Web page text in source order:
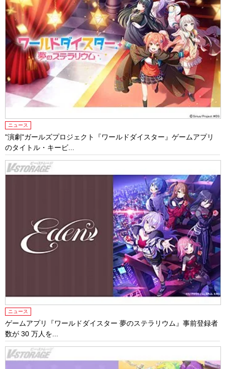
ニュース
"演劇"ガールズプロジェクト『ワールドダイスター』ゲームアプリ
のタイトル・キービ...
ニュース
ゲームアプリ『ワールドダイスター 夢のステラリウム』事前登録者
数が 30 万人を...